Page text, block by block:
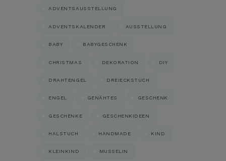
ADVENTSAUSSTELLUNG
ADVENTSKALENDER AUSSTELLUNG
BABY BABYGESCHENK
CHRISTMAS DEKORATION DIY
DRAHTENGEL DREIECKSTUCH
ENGEL GENÄHTES GESCHENK
GESCHENKE GESCHENKIDEEN
HALSTUCH HANDMADE KIND
KLEINKIND MUSSELIN